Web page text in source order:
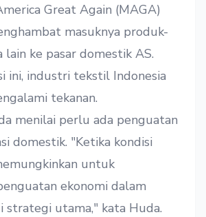
Great Again (MAGA)
masuknya produk-
lain ke pasar domestik AS.
ini, industri tekstil Indonesia
tekanan.
menilai perlu ada penguatan
domestik. "Ketika kondisi
untuk
ekonomi dalam
strategi utama," kata Huda.